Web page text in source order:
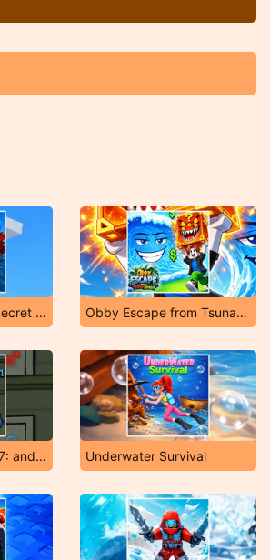
Fishing: Catch the Secret Brainrot Obby Escape from Tsunami Brainrot
Fireboy & Watergirl 7: and Friends Underwater Survival